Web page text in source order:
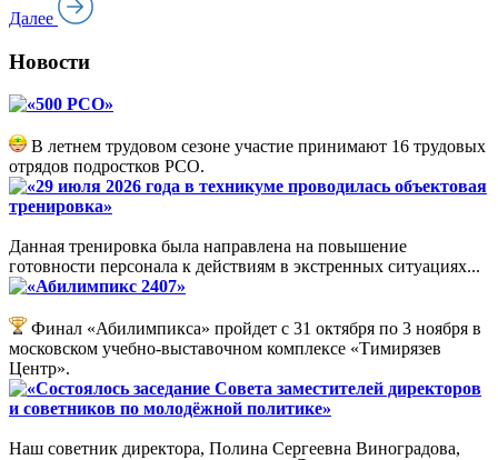
Далее
Новости
«500 РСО»
В летнем трудовом сезоне участие принимают 16 трудовых
отрядов подростков РСО.
«29 июля 2026 года в техникуме проводилась объектовая
тренировка»
Данная тренировка была направлена на повышение
готовности персонала к действиям в экстренных ситуациях...
«Абилимпикс 2407»
Финал «Абилимпикса» пройдет с 31 октября по 3 ноября в
московском учебно-выставочном комплексе «Тимирязев
Центр».
«Состоялось заседание Совета заместителей директоров
и советников по молодёжной политике»
Наш советник директора, Полина Сергеевна Виноградова,